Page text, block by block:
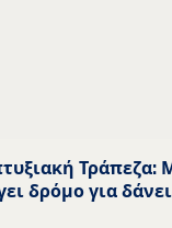
Τράπεζα:
δρόμο για